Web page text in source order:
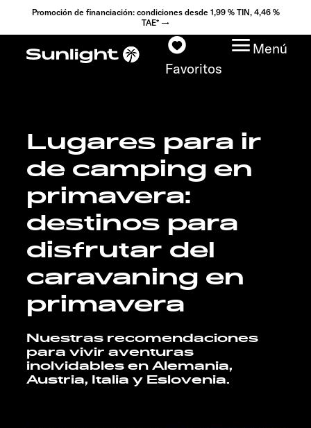
Promoción de financiación: condiciones desde 1,99 % TIN, 4,46 %
TAE* →
Favoritos
Menú
Modelos
Configurador
Encuentra tu Sunlight
Búsqueda de
concesionarios
Descubrir
Servicio
Lugares para ir
de camping en
primavera:
destinos para
disfrutar del
caravaning en
primavera
Nuestras recomendaciones
para vivir aventuras
inolvidables en Alemania,
Austria, Italia y Eslovenia.